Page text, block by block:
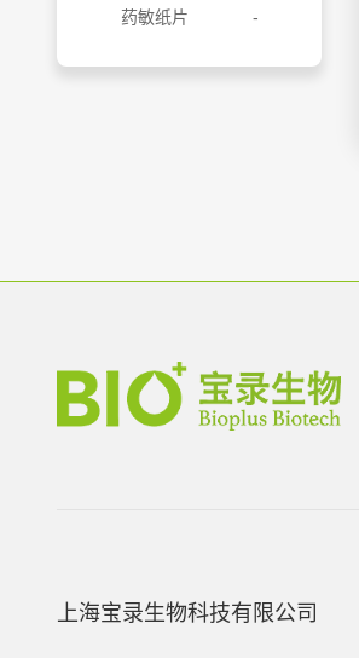
药敏纸片
上海宝录生物科技有限公司